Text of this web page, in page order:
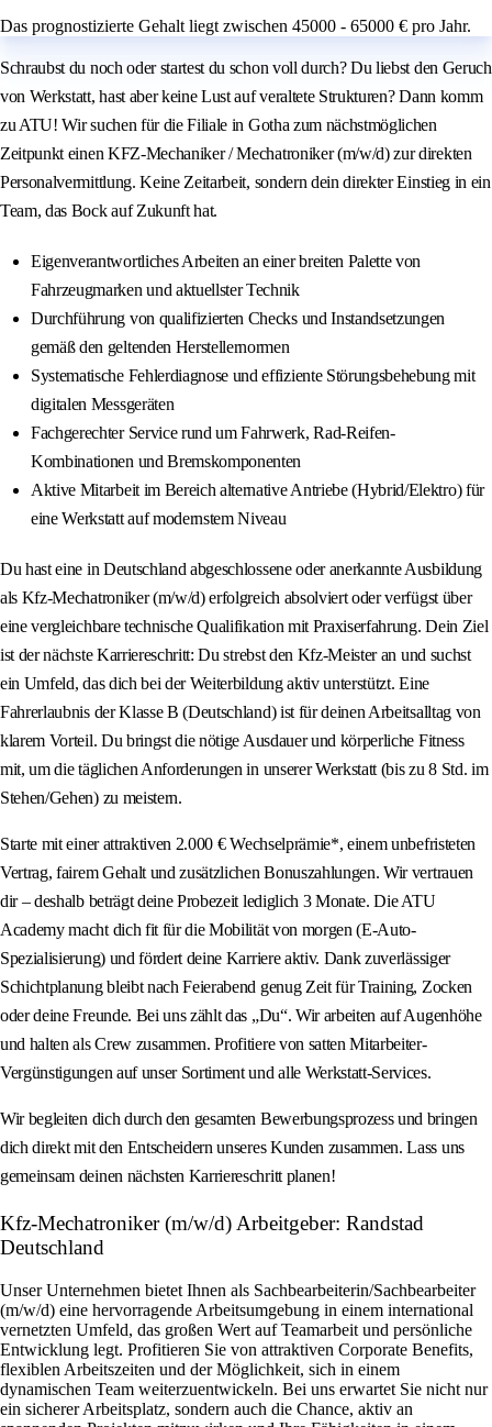
Das prognostizierte Gehalt liegt zwischen 45000 - 65000 € pro Jahr.
Schraubst du noch oder startest du schon voll durch? Du liebst den Geruch
von Werkstatt, hast aber keine Lust auf veraltete Strukturen? Dann komm
zu ATU! Wir suchen für die Filiale in Gotha zum nächstmöglichen
Zeitpunkt einen KFZ-Mechaniker / Mechatroniker (m/w/d) zur direkten
Personalvermittlung. Keine Zeitarbeit, sondern dein direkter Einstieg in ein
Team, das Bock auf Zukunft hat.
Eigenverantwortliches Arbeiten an einer breiten Palette von
Fahrzeugmarken und aktuellster Technik
Durchführung von qualifizierten Checks und Instandsetzungen
gemäß den geltenden Herstellernormen
Systematische Fehlerdiagnose und effiziente Störungsbehebung mit
digitalen Messgeräten
Fachgerechter Service rund um Fahrwerk, Rad-Reifen-
Kombinationen und Bremskomponenten
Aktive Mitarbeit im Bereich alternative Antriebe (Hybrid/Elektro) für
eine Werkstatt auf modernstem Niveau
Du hast eine in Deutschland abgeschlossene oder anerkannte Ausbildung
als Kfz-Mechatroniker (m/w/d) erfolgreich absolviert oder verfügst über
eine vergleichbare technische Qualifikation mit Praxiserfahrung. Dein Ziel
ist der nächste Karriereschritt: Du strebst den Kfz-Meister an und suchst
ein Umfeld, das dich bei der Weiterbildung aktiv unterstützt. Eine
Fahrerlaubnis der Klasse B (Deutschland) ist für deinen Arbeitsalltag von
klarem Vorteil. Du bringst die nötige Ausdauer und körperliche Fitness
mit, um die täglichen Anforderungen in unserer Werkstatt (bis zu 8 Std. im
Stehen/Gehen) zu meistern.
Starte mit einer attraktiven 2.000 € Wechselprämie*, einem unbefristeten
Vertrag, fairem Gehalt und zusätzlichen Bonuszahlungen. Wir vertrauen
dir – deshalb beträgt deine Probezeit lediglich 3 Monate. Die ATU
Academy macht dich fit für die Mobilität von morgen (E-Auto-
Spezialisierung) und fördert deine Karriere aktiv. Dank zuverlässiger
Schichtplanung bleibt nach Feierabend genug Zeit für Training, Zocken
oder deine Freunde. Bei uns zählt das „Du“. Wir arbeiten auf Augenhöhe
und halten als Crew zusammen. Profitiere von satten Mitarbeiter-
Vergünstigungen auf unser Sortiment und alle Werkstatt-Services.
Wir begleiten dich durch den gesamten Bewerbungsprozess und bringen
dich direkt mit den Entscheidern unseres Kunden zusammen. Lass uns
gemeinsam deinen nächsten Karriereschritt planen!
Kfz-Mechatroniker (m/w/d) Arbeitgeber: Randstad
Deutschland
Unser Unternehmen bietet Ihnen als Sachbearbeiterin/Sachbearbeiter
(m/w/d) eine hervorragende Arbeitsumgebung in einem international
vernetzten Umfeld, das großen Wert auf Teamarbeit und persönliche
Entwicklung legt. Profitieren Sie von attraktiven Corporate Benefits,
flexiblen Arbeitszeiten und der Möglichkeit, sich in einem
dynamischen Team weiterzuentwickeln. Bei uns erwartet Sie nicht nur
ein sicherer Arbeitsplatz, sondern auch die Chance, aktiv an